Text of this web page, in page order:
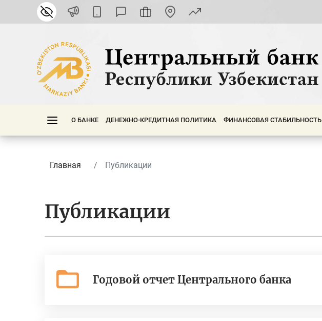
О БАНКЕ ДЕНЕЖНО-КРЕДИТНАЯ ПОЛИТИКА ФИНАНСОВАЯ СТАБИЛЬНОСТЬ
Главная Публикации
Публикации
Годовой отчет Центрального банка